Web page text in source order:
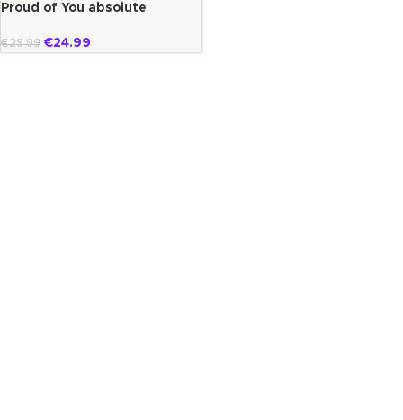
Proud of You absolute
€29.99 €24.99